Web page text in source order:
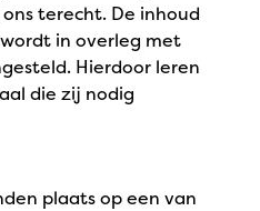
terecht. De inhoud
in overleg met
Hierdoor leren
die zij nodig
plaats op een van